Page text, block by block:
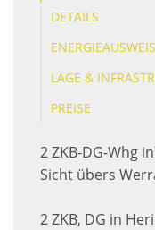
DETAILS
ENERGIEAUSWEIS
LAGE &
PREISE
2 ZKB-DG-Whg
Sicht übers
2 ZKB, DG in